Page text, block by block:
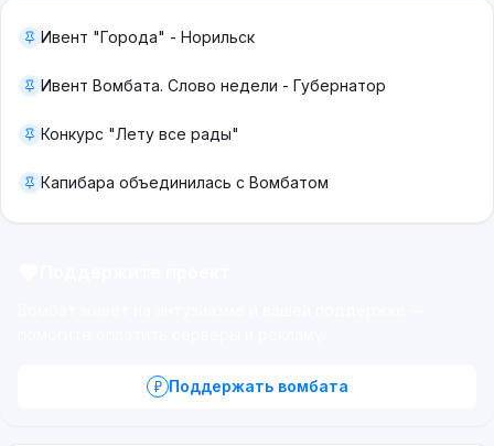
Ивент "Города" - Норильск
Ивент Вомбата. Слово недели - Губернатор
Конкурс "Лету все рады"
Капибара объединилась с Вомбатом
Поддержать вомбата